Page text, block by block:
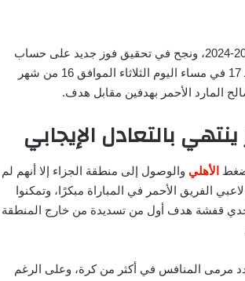
واصل قطار الأهلي انتصاراته في بطولة الدوري المصري الممتاز 2023-2024، ونجح في تحقيق فوز جديد على حساب
فريق فيوتشر بالمباراة التي جمعت بينهما ضمن مؤجلات الأسبوع الـ 17 في مساء اليوم الثلاثاء الموافق 16 من شهر
المارد الأحمر بهدفين مقابل هدف.
بالتعادل الإيجابي
ضغط الأهلي والوصول إلى منطقة الجزاء إلا أنهم لم
الفريق الأحمر في المباراة مبكرًا، وتمكنوا
قفشة هدف أول من تسديدة من خارج المنطقة
مرمى المنافس في أكثر من كرة، وعلى الرغم